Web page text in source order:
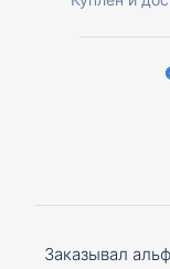
Заказывал